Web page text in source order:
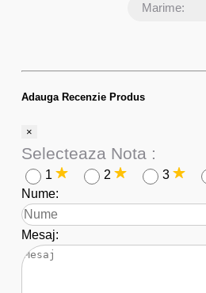
Marime:
Adauga Recenzie Produs
×
Selecteaza Nota :
1 2 3
Nume:
Mesaj: